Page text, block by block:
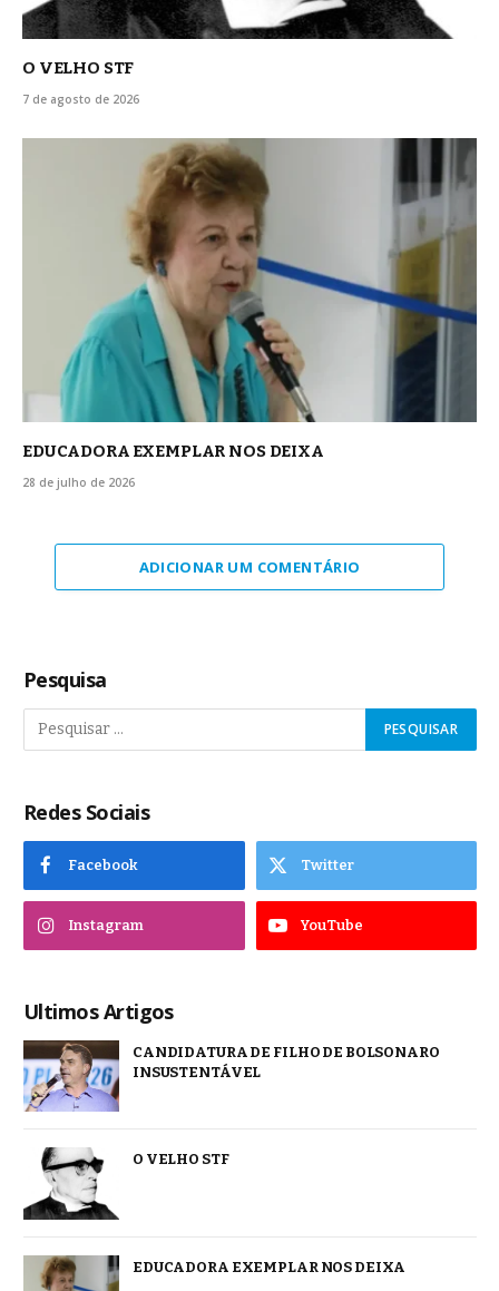
O VELHO STF
7 de agosto de 2026
EDUCADORA EXEMPLAR NOS DEIXA
28 de julho de 2026
ADICIONAR UM COMENTÁRIO
Pesquisa
Redes Sociais
Facebook Twitter
Instagram YouTube
Ultimos Artigos
CANDIDATURA DE FILHO DE BOLSONARO
INSUSTENTÁVEL
O VELHO STF
EDUCADORA EXEMPLAR NOS DEIXA